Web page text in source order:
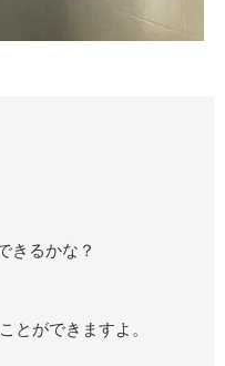
きるかな？
とができますよ。